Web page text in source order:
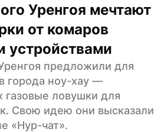
Уренгоя мечтают
от комаров
устройствами
предложили для
города ноу-хау —
газовые ловушки для
Свою идею они высказали
«Нур-чат».